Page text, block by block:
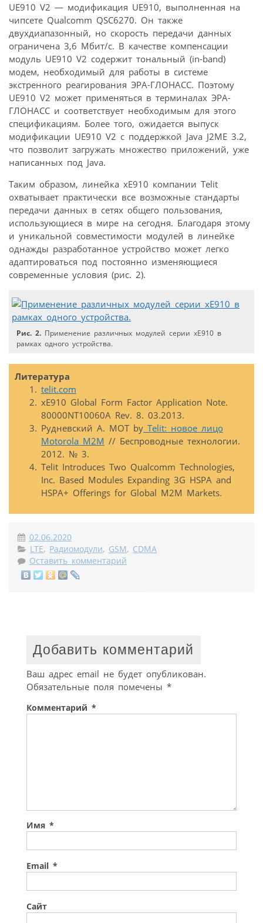
UE910 V2 — модификация UE910, выполненная на
чипсете Qualcomm QSC6270. Он также
двухдиапазонный, но скорость передачи данных
ограничена 3,6 Мбит/c. В качестве компенсации
модуль UE910 V2 содержит тональный (in-band)
модем, необходимый для работы в системе
экстренного реагирования ЭРА-ГЛОНАСС. Поэтому
UE910 V2 может применяться в терминалах ЭРА-
ГЛОНАСС и соответствует необходимым для этого
спецификациям. Более того, ожидается выпуск
модификации UE910 V2 с поддержкой Java J2ME 3.2,
что позволит загружать множество приложений, уже
написанных под Java.
Таким образом, линейка xE910 компании Telit
охватывает практически все возможные стандарты
передачи данных в сетях общего пользования,
использующиеся в мире на сегодня. Благодаря этому
и уникальной совместимости модулей в линейке
однажды разработанное устройство может легко
адаптироваться под постоянно изменяющиеся
современные условия (рис. 2).
Рис. 2. Применение различных модулей серии xE910 в
рамках одного устройства.
Литература
telit.com
xE910 Global Form Factor Application Note.
80000NT10060A Rev. 8. 03.2013.
Рудневский А. MOT by Telit: новое лицо
Motorola M2M // Беспроводные технологии.
2012. № 3.
Telit Introduces Two Qualcomm Technologies,
Inc. Based Modules Expanding 3G HSPA and
HSPA+ Offerings for Global M2M Markets.
02.06.2020
LTE, Радиомодули, GSM, CDMA
Оставить комментарий
Добавить комментарий
Ваш адрес email не будет опубликован.
Обязательные поля помечены *
Комментарий *
Имя *
Email *
Сайт